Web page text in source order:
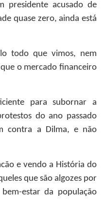
presidente acusado de
quase zero, ainda está
todo que vimos, nem
o mercado financeiro
para subornar a
do ano passado
contra a Dilma, e não
e vendo a História do
que são algozes por
estar da população